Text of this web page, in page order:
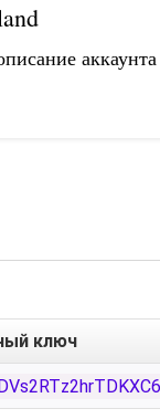
аккаунта
ключ